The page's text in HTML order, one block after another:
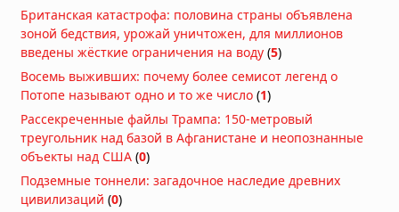
Мозг не всегда разлагается: учёные
выяснили, почему человеческий
мозг сохраняется тысячи лет
06.08.2026 в 09:11
Жизнь на Земле возникла дважды,
показало исследование
06.08.2026 в 09:06
Магнитное поле Земли
Британская катастрофа: половина страны объявлена
зоной бедствия, урожай уничтожен, для миллионов
введены жёсткие ограничения на воду (5)
Восемь выживших: почему более семисот легенд о
Потопе называют одно и то же число (1)
Рассекреченные файлы Трампа: 150-метровый
треугольник над базой в Афганистане и неопознанные
объекты над США (0)
Подземные тоннели: загадочное наследие древних
цивилизаций (0)